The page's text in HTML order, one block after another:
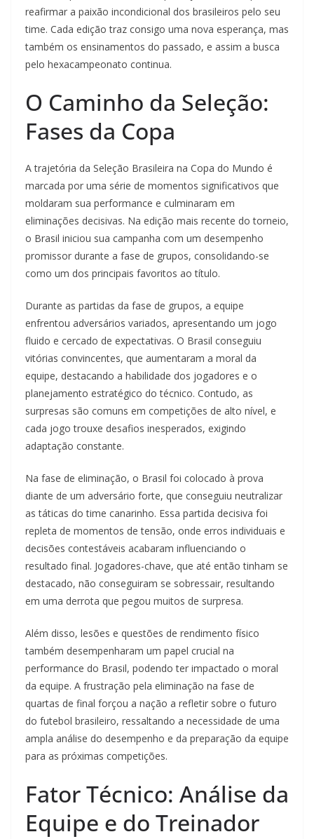
reafirmar a paixão incondicional dos brasileiros pelo seu
time. Cada edição traz consigo uma nova esperança, mas
também os ensinamentos do passado, e assim a busca
pelo hexacampeonato continua.
O Caminho da Seleção:
Fases da Copa
A trajetória da Seleção Brasileira na Copa do Mundo é
marcada por uma série de momentos significativos que
moldaram sua performance e culminaram em
eliminações decisivas. Na edição mais recente do torneio,
o Brasil iniciou sua campanha com um desempenho
promissor durante a fase de grupos, consolidando-se
como um dos principais favoritos ao título.
Durante as partidas da fase de grupos, a equipe
enfrentou adversários variados, apresentando um jogo
fluido e cercado de expectativas. O Brasil conseguiu
vitórias convincentes, que aumentaram a moral da
equipe, destacando a habilidade dos jogadores e o
planejamento estratégico do técnico. Contudo, as
surpresas são comuns em competições de alto nível, e
cada jogo trouxe desafios inesperados, exigindo
adaptação constante.
Na fase de eliminação, o Brasil foi colocado à prova
diante de um adversário forte, que conseguiu neutralizar
as táticas do time canarinho. Essa partida decisiva foi
repleta de momentos de tensão, onde erros individuais e
decisões contestáveis acabaram influenciando o
resultado final. Jogadores-chave, que até então tinham se
destacado, não conseguiram se sobressair, resultando
em uma derrota que pegou muitos de surpresa.
Além disso, lesões e questões de rendimento físico
também desempenharam um papel crucial na
performance do Brasil, podendo ter impactado o moral
da equipe. A frustração pela eliminação na fase de
quartas de final forçou a nação a refletir sobre o futuro
do futebol brasileiro, ressaltando a necessidade de uma
ampla análise do desempenho e da preparação da equipe
para as próximas competições.
Fator Técnico: Análise da
Equipe e do Treinador